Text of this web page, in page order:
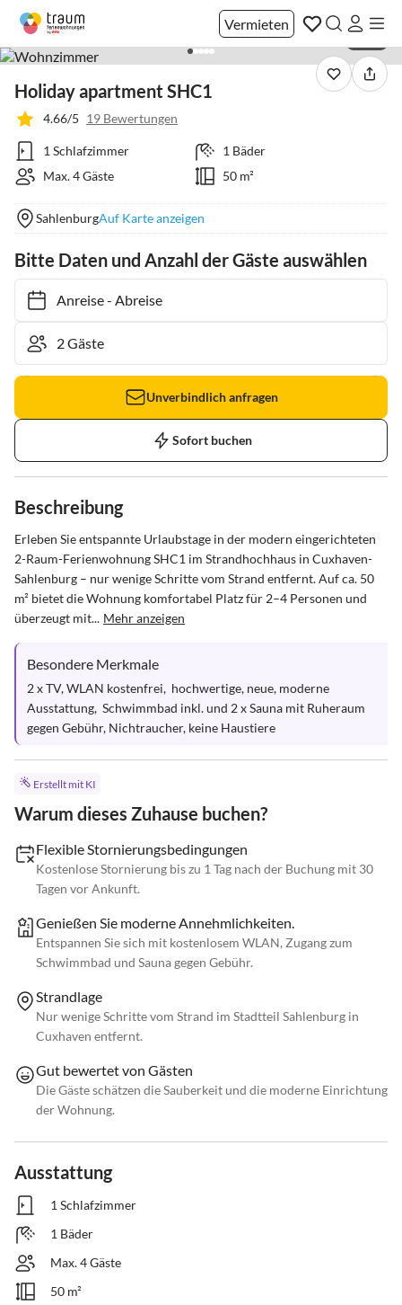
Vermieten
Holiday apartment SHC1
4.66/5 19 Bewertungen
1 Schlafzimmer
1 Bäder
Max. 4 Gäste
50 m²
SahlenburgAuf Karte anzeigen
Bitte Daten und Anzahl der Gäste auswählen
Anreise- Abreise
Unverbindlich anfragen
Sofort buchen
Beschreibung
Erleben Sie entspannte Urlaubstage in der modern eingerichteten
2-Raum-Ferienwohnung SHC1 im Strandhochhaus in Cuxhaven-
Sahlenburg – nur wenige Schritte vom Strand entfernt. Auf ca. 50
m² bietet die Wohnung komfortabel Platz für 2–4 Personen und
überzeugt mit... Mehr anzeigen
Besondere Merkmale
2 x TV, WLAN kostenfrei,  hochwertige, neue, moderne
Ausstattung,  Schwimmbad inkl. und 2 x Sauna mit Ruheraum
gegen Gebühr, Nichtraucher, keine Haustiere
Erstellt mit KI
Warum dieses Zuhause buchen?
Flexible Stornierungsbedingungen
Kostenlose Stornierung bis zu 1 Tag nach der Buchung mit 30
Tagen vor Ankunft.
Genießen Sie moderne Annehmlichkeiten.
Entspannen Sie sich mit kostenlosem WLAN, Zugang zum
Schwimmbad und Sauna gegen Gebühr.
Strandlage
Nur wenige Schritte vom Strand im Stadtteil Sahlenburg in
Cuxhaven entfernt.
Gut bewertet von Gästen
Die Gäste schätzen die Sauberkeit und die moderne Einrichtung
der Wohnung.
Ausstattung
1 Schlafzimmer
1 Bäder
Max. 4 Gäste
50 m²